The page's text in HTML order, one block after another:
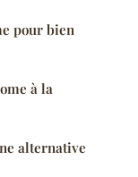
pour bien
à la
alternative